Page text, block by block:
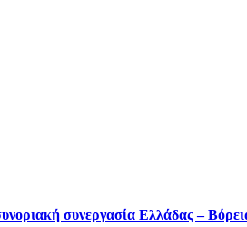
συνεργασία Ελλάδας –